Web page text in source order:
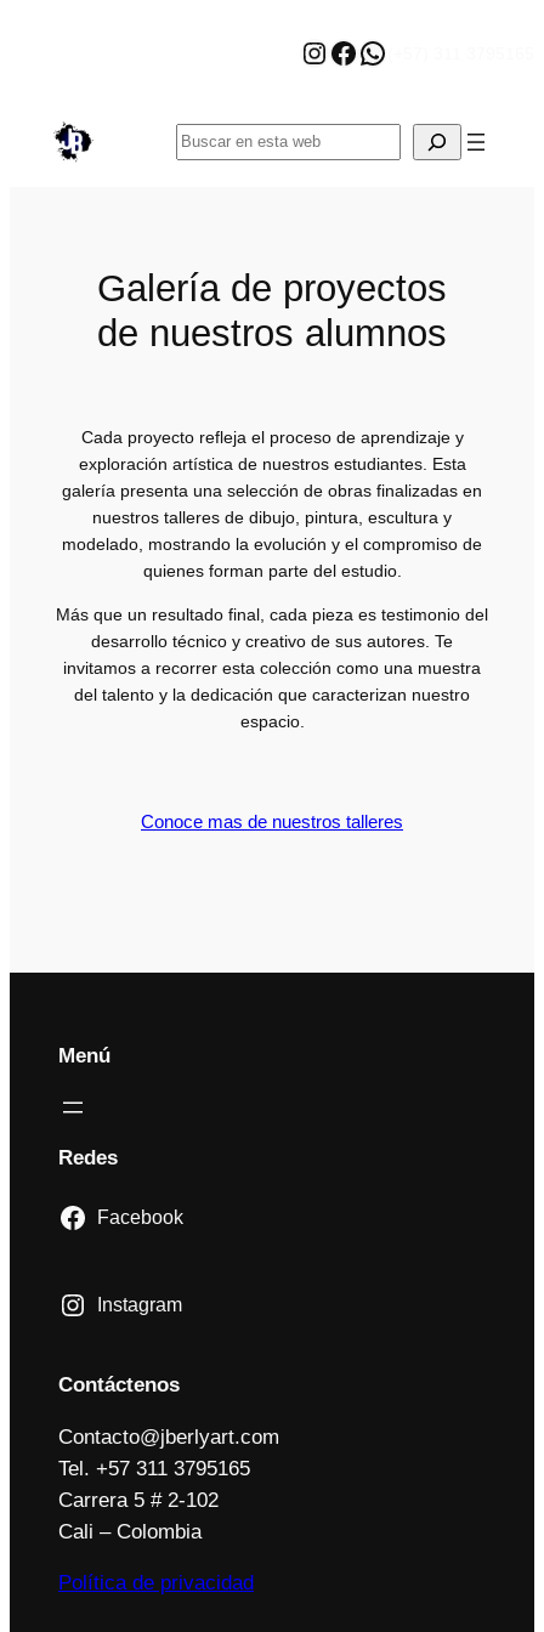
Instagram
Facebook
WhatsApp
Buscar
Galería de proyectos
de nuestros alumnos
Cada proyecto refleja el proceso de aprendizaje y
exploración artística de nuestros estudiantes. Esta
galería presenta una selección de obras finalizadas en
nuestros talleres de dibujo, pintura, escultura y
modelado, mostrando la evolución y el compromiso de
quienes forman parte del estudio.
Más que un resultado final, cada pieza es testimonio del
desarrollo técnico y creativo de sus autores. Te
invitamos a recorrer esta colección como una muestra
del talento y la dedicación que caracterizan nuestro
espacio.
Conoce mas de nuestros talleres
Menú
Redes
Facebook
Instagram
Contáctenos
Contacto@jberlyart.com
Tel. +57 311 3795165
Carrera 5 # 2-102
Cali – Colombia
Política de privacidad